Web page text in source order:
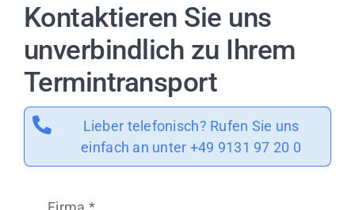
Kontaktieren Sie uns
unverbindlich zu Ihrem
Termintransport
Lieber telefonisch? Rufen Sie uns
einfach an unter +49 9131 97 20 0